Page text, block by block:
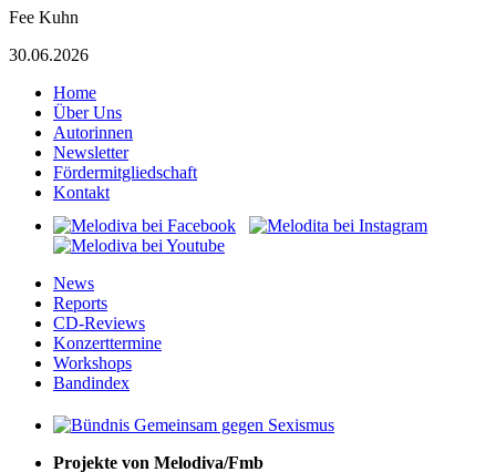
Fee Kuhn
30.06.2026
Home
Über Uns
Autorinnen
Newsletter
Fördermitgliedschaft
Kontakt
News
Reports
CD-Reviews
Konzerttermine
Workshops
Bandindex
Projekte von Melodiva/Fmb